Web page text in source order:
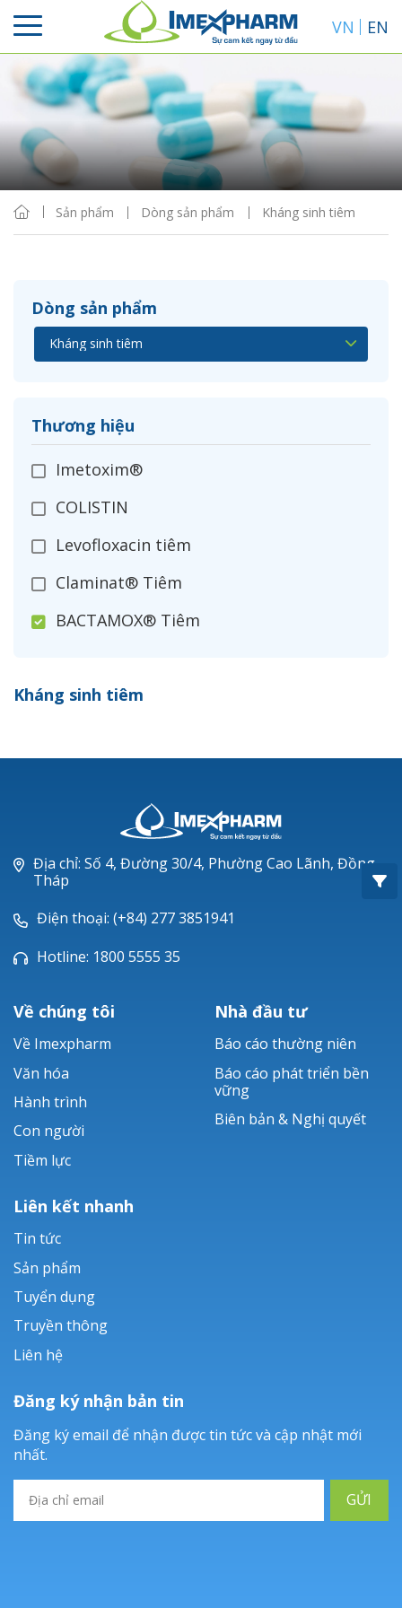
VN EN
Sản phẩm Dòng sản phẩm Kháng sinh tiêm
Dòng sản phẩm
Thương hiệu
Imetoxim®
COLISTIN
Levofloxacin tiêm
Claminat® Tiêm
BACTAMOX® Tiêm
Ceftizoxim®
Piperacillin
Ticarlinat®
Zobacta®
Bacsulfo®
Kháng sinh tiêm
Sắp xếp
Hiển thị
Địa chỉ: Số 4, Đường 30/4, Phường Cao Lãnh, Đồng
Tháp
Điện thoại: (+84) 277 3851941
Hotline: 1800 5555 35
Về chúng tôi
Về Imexpharm
Văn hóa
Hành trình
Con người
Tiềm lực
Nhà đầu tư
Báo cáo thường niên
Báo cáo phát triển bền
vững
Biên bản & Nghị quyết
Liên kết nhanh
Tin tức
Sản phẩm
Tuyển dụng
Truyền thông
Liên hệ
Đăng ký nhận bản tin
Đăng ký email để nhận được tin tức và cập nhật mới
nhất.
GỬI